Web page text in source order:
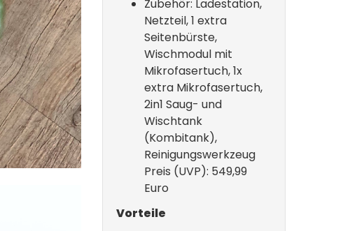
Zubehör: Ladestation,
Netzteil, 1 extra
Seitenbürste,
Wischmodul mit
Mikrofasertuch, 1x
extra Mikrofasertuch,
2in1 Saug- und
Wischtank
(Kombitank),
Reinigungswerkzeug
Preis (UVP): 549,99
Euro
Vorteile